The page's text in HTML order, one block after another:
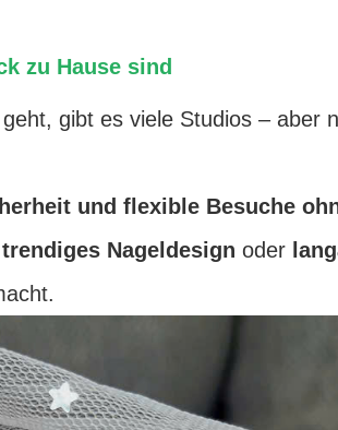
zu Hause sind
geht, gibt es viele Studios – aber
und flexible Besuche
trendiges Nageldesign oder